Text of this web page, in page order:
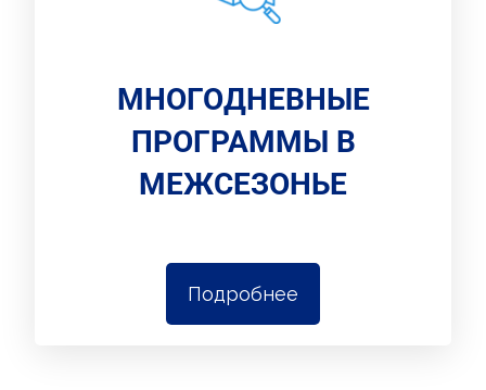
МНОГОДНЕВНЫЕ
ПРОГРАММЫ В
МЕЖСЕЗОНЬЕ
Подробнее